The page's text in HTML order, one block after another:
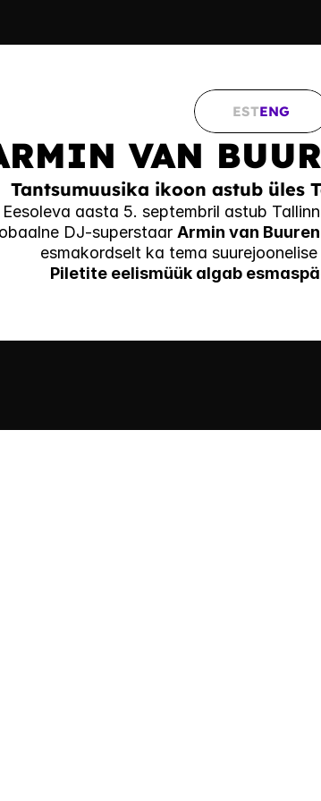
ESTENG
VAN
Tantsumuusika ikoon astub üles
Eesoleva aasta 5. septembril astub
DJ-superstaar Armin van Buuren
esmakordselt ka tema suurejoonelise
Piletite eelismüük algab